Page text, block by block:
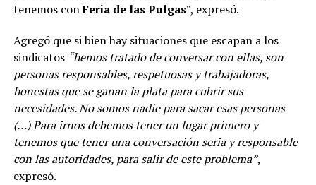
tenemos conFeria de las Pulgas”, expresó.
Agregó que si bien hay situaciones que escapan a los
sindicatos “hemos tratado de conversar con ellas, son
personas responsables, respetuosas y trabajadoras,
honestas que se ganan la plata para cubrir sus
necesidades. No somos nadie para sacar esas personas
(…) Para irnos debemos tener un lugar primero y
tenemos que tener una conversación seria y responsable
con las autoridades, para salir de este problema”,
expresó.